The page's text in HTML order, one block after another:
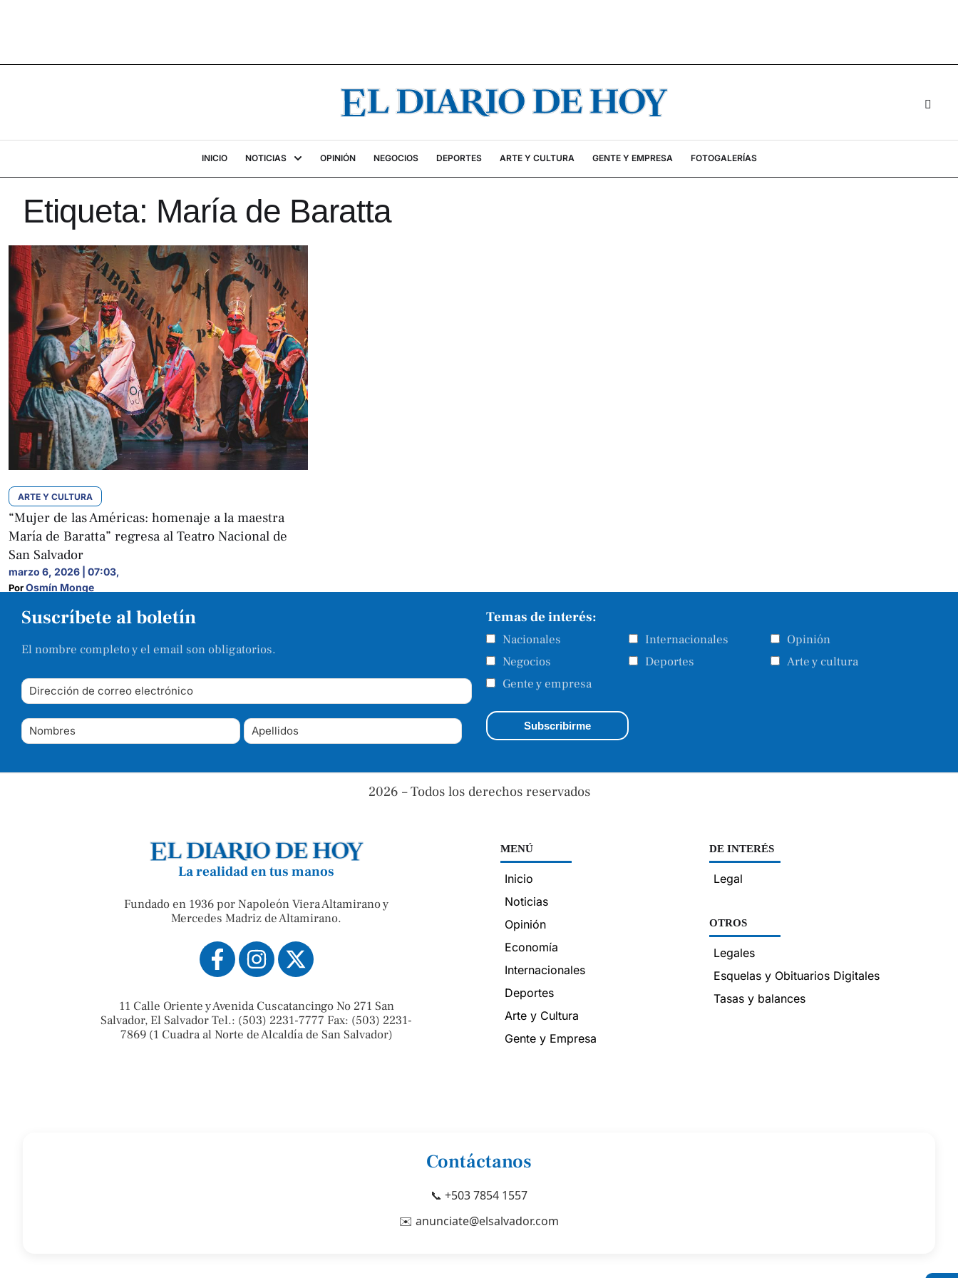
INICIO NOTICIAS OPINIÓN NEGOCIOS DEPORTES ARTE Y CULTURA GENTE Y EMPRESA FOTOGALERÍAS
Etiqueta: María de Baratta
ARTE Y CULTURA
“Mujer de las Américas: homenaje a la maestra
María de Baratta” regresa al Teatro Nacional de
San Salvador
marzo 6, 2026 | 07:03,
Por Osmín Monge
Suscríbete al boletín
El nombre completo y el email son obligatorios.
Temas de interés:
Nacionales Internacionales
Opinión
Negocios
Deportes
Arte y cultura
Gente y empresa
2026 – Todos los derechos reservados
La realidad en tus manos
Fundado en 1936 por Napoleón Viera Altamirano y
Mercedes Madriz de Altamirano.
11 Calle Oriente y Avenida Cuscatancingo No 271 San
Salvador, El Salvador Tel.: (503) 2231-7777 Fax: (503) 2231-
7869 (1 Cuadra al Norte de Alcaldía de San Salvador)
MENÚ
Inicio
Noticias
Opinión
Economía
Internacionales
Deportes
Arte y Cultura
Gente y Empresa
DE INTERÉS
Legal
OTROS
Legales
Esquelas y Obituarios Digitales
Tasas y balances
Contáctanos
📞 +503 7854 1557
✉️ anunciate@elsalvador.com